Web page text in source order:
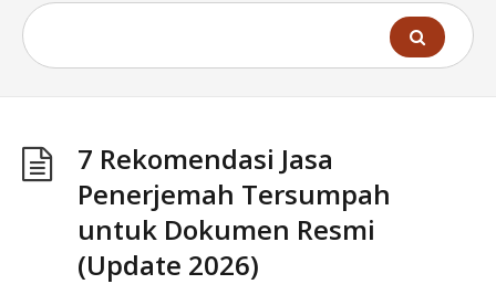
7 Rekomendasi Jasa
Penerjemah Tersumpah
untuk Dokumen Resmi
(Update 2026)